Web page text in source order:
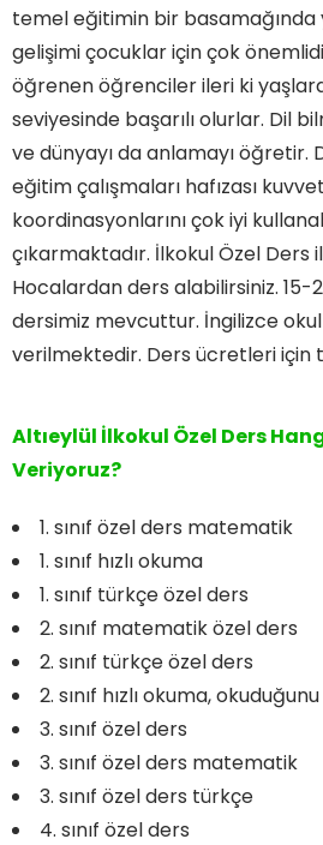
temel eğitimin bir basamağında
gelişimi çocuklar için çok
öğrenen öğrenciler ileri ki
seviyesinde başarılı olurlar. Dil
ve dünyayı da anlamayı öğretir.
eğitim çalışmaları hafızası
koordinasyonlarını çok iyi
çıkarmaktadır. İlkokul Özel
Hocalardan ders alabilirsiniz. 15-
dersimiz mevcuttur. İngilizce
verilmektedir. Ders ücretleri için
Altıeylül İlkokul Özel Ders
Veriyoruz?
1. sınıf özel ders matematik
1. sınıf hızlı okuma
1. sınıf türkçe özel ders
2. sınıf matematik özel ders
2. sınıf türkçe özel ders
2. sınıf hızlı okuma,
3. sınıf özel ders
3. sınıf özel ders matematik
3. sınıf özel ders türkçe
4. sınıf özel ders